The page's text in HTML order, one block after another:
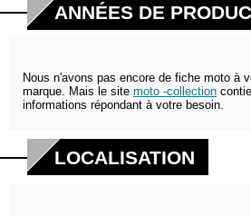
ANNÉES DE
Nous n'avons pas encore de fiche moto à
marque. Mais le site moto -collection
informations répondant à votre besoin.
LOCALISATION